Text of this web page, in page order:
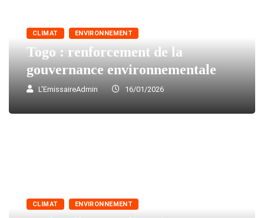
CLIMAT ENVIRONNEMENT
Togo : renforcement de la
gouvernance environnementale
L'EmissaireAdmin 16/01/2026
CLIMAT ENVIRONNEMENT